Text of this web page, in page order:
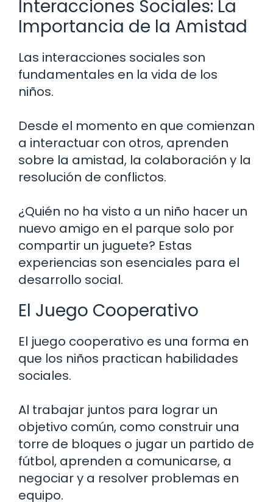
Interacciones Sociales: La
Importancia de la Amistad
Las interacciones sociales son
fundamentales en la vida de los
niños.
Desde el momento en que comienzan
a interactuar con otros, aprenden
sobre la amistad, la colaboración y la
resolución de conflictos.
¿Quién no ha visto a un niño hacer un
nuevo amigo en el parque solo por
compartir un juguete? Estas
experiencias son esenciales para el
desarrollo social.
El Juego Cooperativo
El juego cooperativo es una forma en
que los niños practican habilidades
sociales.
Al trabajar juntos para lograr un
objetivo común, como construir una
torre de bloques o jugar un partido de
fútbol, aprenden a comunicarse, a
negociar y a resolver problemas en
equipo.